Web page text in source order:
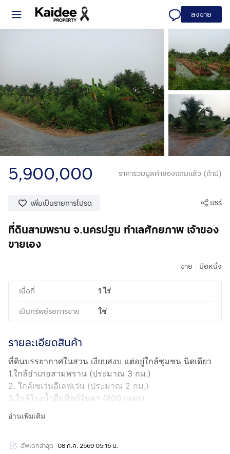
ลงขาย
5,900,000 ราคารวมมูลค่าของแถมแล้ว (ถ้ามี)
เพิ่มเป็นรายการโปรด แชร์
ที่ดินสามพราน จ.นครปฐม ทำเลศักยภาพ เจ้าของ
ขายเอง
ขาย มือหนึ่ง
เนื้อที่ 1 ไร่
เป็นทรัพย์รอการขาย ใช่
รายละเอียดสินค้า
ที่ดินบรรยากาศในสวน เงียบสงบ แต่อยู่ใกล้ชุมชน นิดเดียว
1.ใกล้อำเภอสามพราน (ประมาณ 3 กม.)
2. ใกล้เซเว่นอีเลฟเว่น (ประมาณ 2 กม.)
3.ใกล้โรงน้ำดื่มทิพย์จินดา (800 เมตร)
4.ใกล้โลตัสสามพราน(ประมาณ2-3กม.)
7.ใกล้โรงเรียนสกลวิทยา
อ่านเพิ่มเติม
อัพเดทล่าสุด 08 ก.ค. 2569 05:16 น.